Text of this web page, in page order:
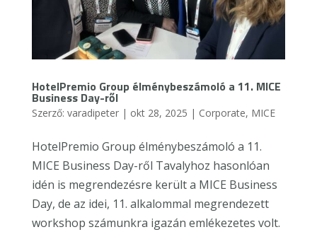
HotelPremio Group élménybeszámoló a 11. MICE
Business Day-ről
Szerző: varadipeter| okt 28, 2025 | Corporate, MICE
HotelPremio Group élménybeszámoló a 11.
MICE Business Day-ről Tavalyhoz hasonlóan
idén is megrendezésre került a MICE Business
Day, de az idei, 11. alkalommal megrendezett
workshop számunkra igazán emlékezetes volt.